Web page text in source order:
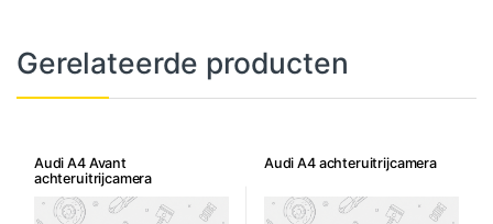
Gerelateerde producten
Audi A4 Avant
achteruitrijcamera
Audi A4 achteruitrijcamera